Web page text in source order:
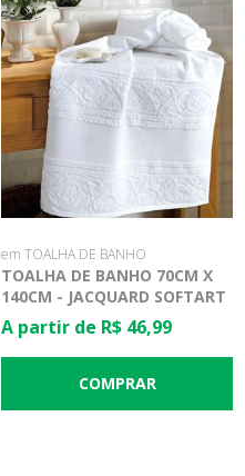
em TOALHA DE BANHO
TOALHA DE BANHO 70CM X
140CM - JACQUARD SOFTART
FJ-6650 - DOHLER
A partir de R$ 46,99